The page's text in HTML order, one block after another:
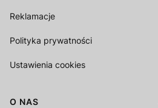
Reklamacje
Polityka prywatności
Ustawienia cookies
O NAS